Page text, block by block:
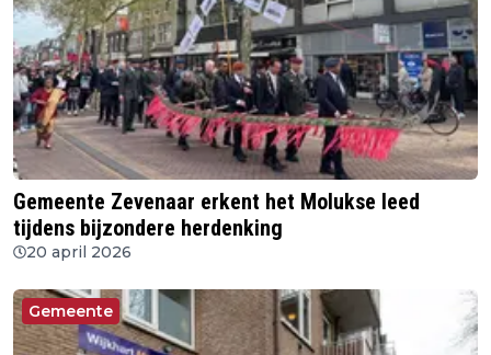
Gemeente Zevenaar erkent het Molukse leed
tijdens bijzondere herdenking
20 april 2026
Gemeente